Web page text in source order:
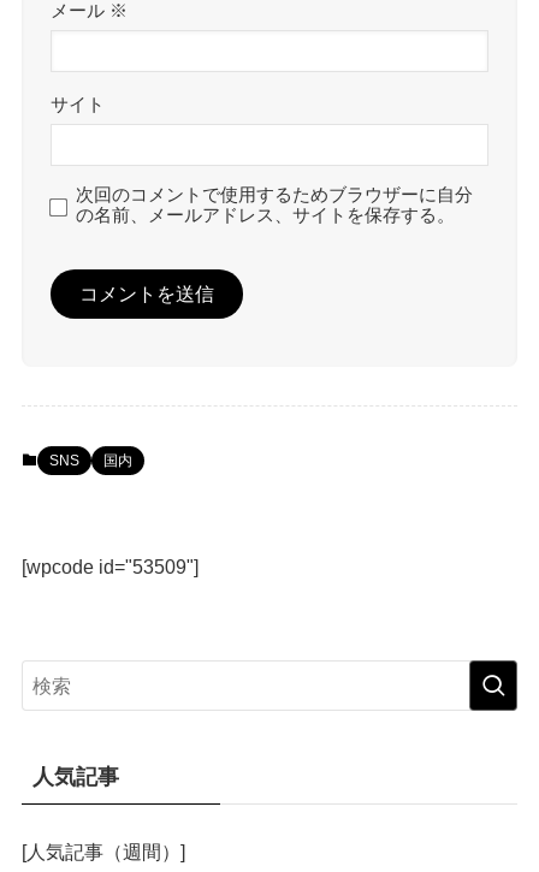
メール ※
サイト
次回のコメントで使用するためブラウザーに自分
の名前、メールアドレス、サイトを保存する。
SNS 国内
[wpcode id="53509"]
人気記事
[人気記事（週間）]